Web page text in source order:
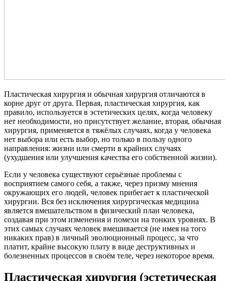
Пластическая хирургия и обычная хирургия отличаются в
корне друг от друга. Первая, пластическая хирургия, как
правило, используется в эстетических целях, когда человеку
нет необходимости, но присутствует желание, вторая, обычная
хирургия, применяется в тяжёлых случаях, когда у человека
нет выбора или есть выбор, но только в пользу одного
направления: жизни или смерти в крайних случаях
(ухудшения или улучшения качества его собственной жизни).
Если у человека существуют серьёзные проблемы с
восприятием самого себя, а также, через призму мнения
окружающих его людей, человек прибегает к пластической
хирургии. Вся без исключения хирургическая медицина
является вмешательством в физический план человека,
создавая при этом изменения и помехи на тонких уровнях. В
этих самых случаях человек вмешивается (не имея на того
никаких прав) в личный эволюционный процесс, за что
платит, крайне высокую плату в виде деструктивных и
болезненных процессов в своём теле, через некоторое время.
Пластическая хирургия (эстетическая